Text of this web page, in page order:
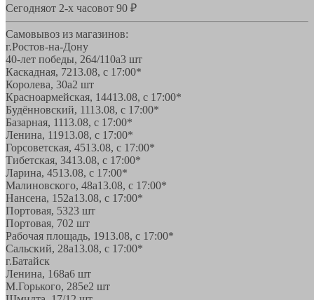
Сегодняот 2-х часовот 90 ₽
Самовывоз из магазинов:
г.Ростов-на-Дону
40-лет победы, 264/110а3 шт
Каскадная, 7213.08, с 17:00*
Королева, 30а2 шт
Красноармейская, 14413.08, с 17:00*
Будённовский, 1113.08, с 17:00*
Базарная, 1113.08, с 17:00*
Ленина, 11913.08, с 17:00*
Горсоветская, 4513.08, с 17:00*
Тибетская, 3413.08, с 17:00*
Ларина, 4513.08, с 17:00*
Малиновского, 48а13.08, с 17:00*
Нансена, 152а13.08, с 17:00*
Портовая, 5323 шт
Портовая, 702 шт
Рабочая площадь, 1913.08, с 17:00*
Сальский, 28a13.08, с 17:00*
г.Батайск
Ленина, 168а6 шт
М.Горького, 285е2 шт